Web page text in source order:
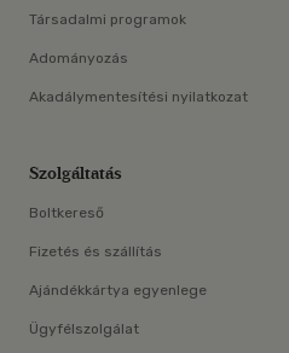
Társadalmi programok
Adományozás
Akadálymentesítési nyilatkozat
Szolgáltatás
Boltkereső
Fizetés és szállítás
Ajándékkártya egyenlege
Ügyfélszolgálat